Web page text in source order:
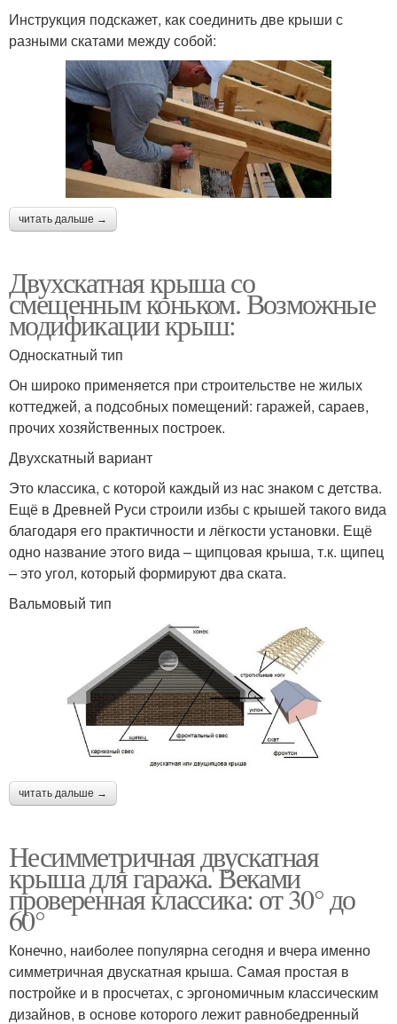
Инструкция подскажет, как соединить две крыши с
разными скатами между собой:
читать дальше →
Двухскатная крыша со
смещенным коньком. Возможные
модификации крыш:
Односкатный тип
Он широко применяется при строительстве не жилых
коттеджей, а подсобных помещений: гаражей, сараев,
прочих хозяйственных построек.
Двухскатный вариант
Это классика, с которой каждый из нас знаком с детства.
Ещё в Древней Руси строили избы с крышей такого вида
благодаря его практичности и лёгкости установки. Ещё
одно название этого вида – щипцовая крыша, т.к. щипец
– это угол, который формируют два ската.
Вальмовый тип
читать дальше →
Несимметричная двускатная
крыша для гаража. Веками
проверенная классика: от 30° до
60°
Конечно, наиболее популярна сегодня и вчера именно
симметричная двускатная крыша. Самая простая в
постройке и в просчетах, с эргономичным классическим
дизайнов, в основе которого лежит равнобедренный